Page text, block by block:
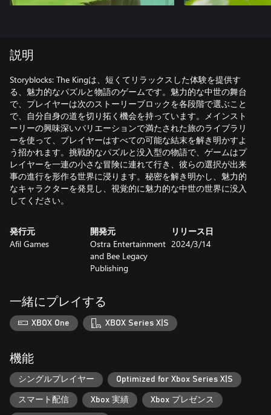
説明
Storyblocks: The Kingは、短くてリラックスした体験を提供す
る、魅力的なパズルと物語のゲームです。魅力的な中世の舞台
で、プレイヤーは次のストーリーブロックを各段階で選ぶこと
で、自分自身の道を切り拓く機会を持っています。メインスト
ーリーの興味深いバリエーションで満たされた旅のライブラリ
ーを使って、プレイヤーはすべての可能な結末を解き明かすよ
う招かれます。挑戦的なパズルと没入型の物語で、ゲームはプ
レイヤーを一連の小さな冒険に連れて行き、彼らの選択が出来
事の進行を形作る世界に浸ります。秘密を解き明かし、魅力的
なキャラクターを発見し、視覚的に魅力的な中世の世界に没入
してください。
発行元
Afil Games
開発元
Ostra Entertainment
and Bee Legacy
Publishing
リリース日
2024/3/14
一緒にプレイする
XBOX One XBOX Series X|S
機能
シングルプレイヤー Optimized for Xbox Series X|S
スマート配信 Xbox 実績 Xbox プレゼンス